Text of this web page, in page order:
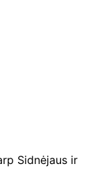
Sidnėjaus ir